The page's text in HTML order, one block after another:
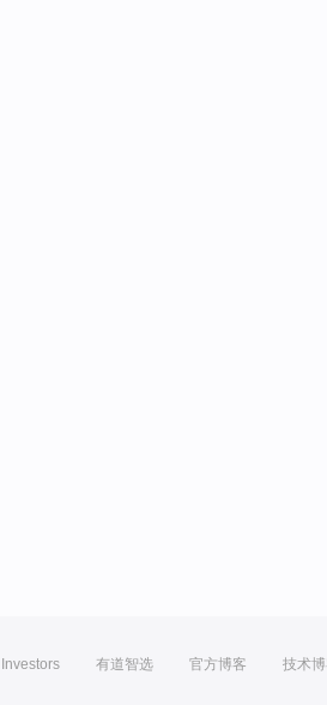
Investors 有道智选 官方博客 技术